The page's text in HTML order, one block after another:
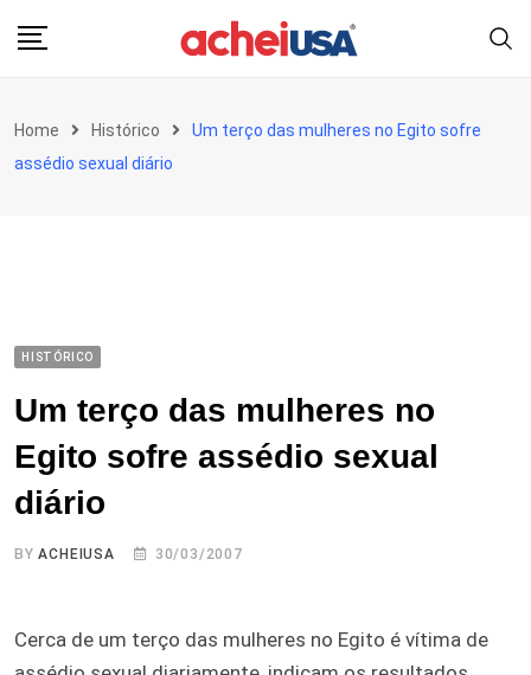
Home Histórico
Um terço das mulheres no Egito sofre
assédio sexual diário
HISTÓRICO
Um terço das mulheres no
Egito sofre assédio sexual
diário
BYACHEIUSA 30/03/2007
Cerca de um terço das mulheres no Egito é vítima de